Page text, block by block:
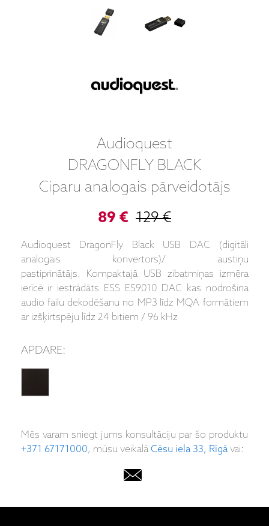
Audioquest
DRAGONFLY BLACK
Ciparu analogais pārveidotājs
89 € 129 €
Audioquest DragonFly Black USB DAC (digitāli
analogais konvertors)/ austiņu
pastiprinātājs. Kompaktajā USB zibatmiņas izmēra
ierīcē ir iestrādāts ESS ES9010 DAC kas nodrošina
audio failu dekodēšanu no MP3 līdz MQA formātiem
ar izšķirtspēju līdz 24 bitiem / 96 kHz
APDARE:
Mēs varam sniegt jums konsultāciju par šo produktu
+371 67171000, mūsu veikalāCēsu iela 33, Rīgāvai: